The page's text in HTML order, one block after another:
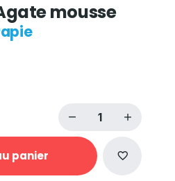
mousse
panier